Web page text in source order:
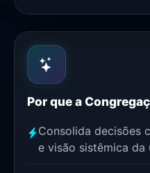
Por que a
Consolida decisões
e visão sistêmica da